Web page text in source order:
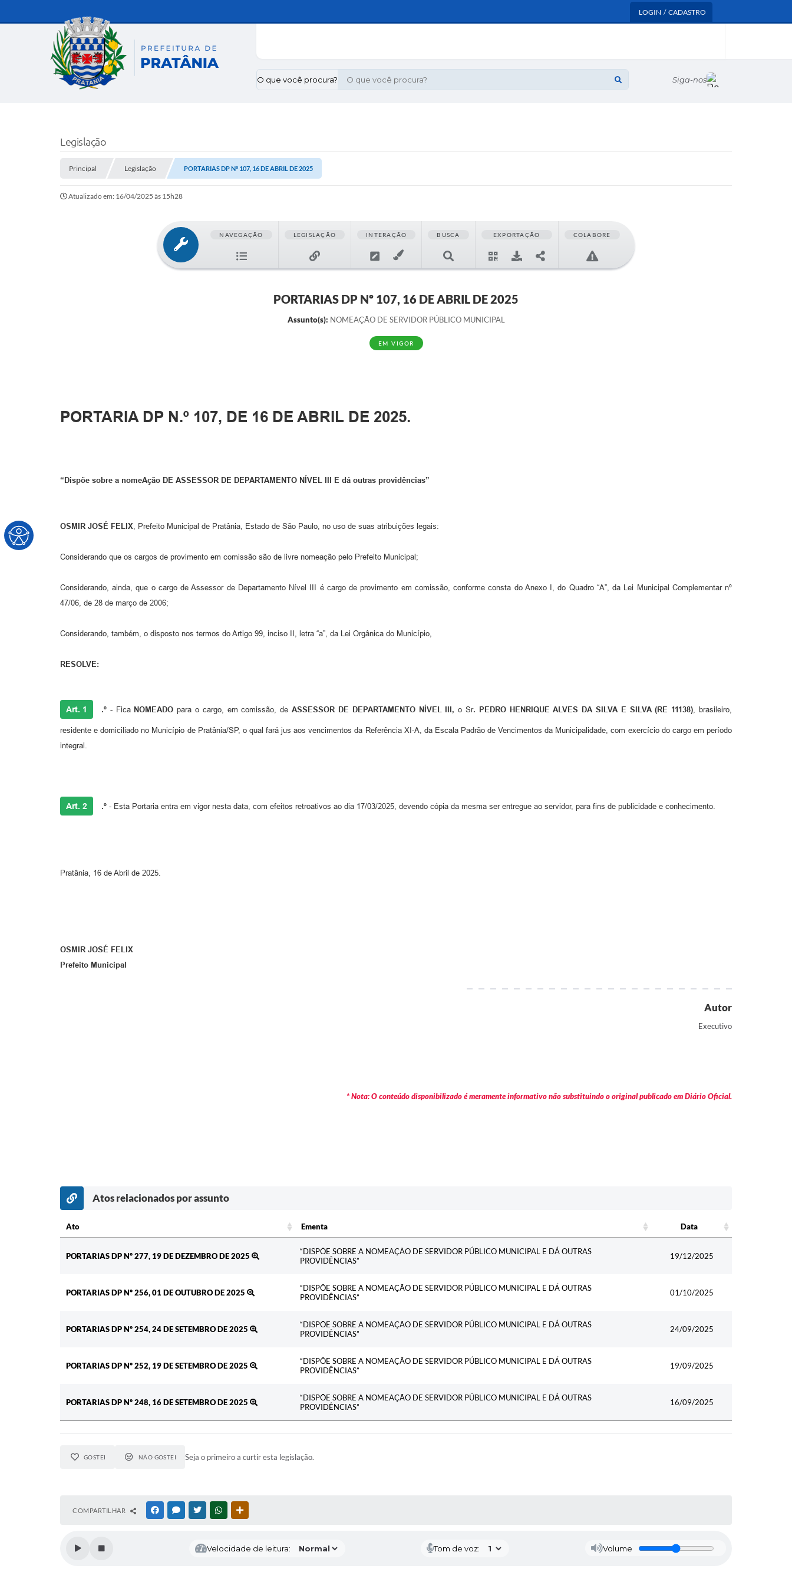
LOGIN / CADASTRO
O que você procura? Siga-nos
Legislação
Principal Legislação PORTARIAS DP Nº 107, 16 DE ABRIL DE 2025
Atualizado em: 16/04/2025 às 15h28
NAVEGAÇÃO LEGISLAÇÃO INTERAÇÃO BUSCA EXPORTAÇÃO COLABORE
PORTARIAS DP Nº 107, 16 DE ABRIL DE 2025
Assunto(s): NOMEAÇÃO DE SERVIDOR PÚBLICO MUNICIPAL
EM VIGOR
PORTARIA DP N.º 107, DE 16 DE ABRIL DE 2025.
“Dispõe sobre a nomeAção DE ASSESSOR DE DEPARTAMENTO NÍVEL III E dá outras providências”
OSMIR JOSÉ FELIX, Prefeito Municipal de Pratânia, Estado de São Paulo, no uso de suas atribuições legais:
Considerando que os cargos de provimento em comissão são de livre nomeação pelo Prefeito Municipal;
Considerando, ainda, que o cargo de Assessor de Departamento Nível III é cargo de provimento em comissão, conforme consta do Anexo I, do Quadro “A”, da Lei Municipal Complementar nº
47/06, de 28 de março de 2006;
Considerando, também, o disposto nos termos do Artigo 99, inciso II, letra “a”, da Lei Orgânica do Município,
RESOLVE:
Art. 1 .º - Fica NOMEADOpara o cargo, em comissão, de ASSESSOR DE DEPARTAMENTO NÍVEL III, o Sr. PEDRO HENRIQUE ALVES DA SILVA E SILVA (RE 11138), brasileiro,
residente e domiciliado no Município de Pratânia/SP, o qual fará jus aos vencimentos da Referência XI-A, da Escala Padrão de Vencimentos da Municipalidade, com exercício do cargo em período
integral.
Art. 2 .º - Esta Portaria entra em vigor nesta data, com efeitos retroativos ao dia 17/03/2025, devendo cópia da mesma ser entregue ao servidor, para fins de publicidade e conhecimento.
Pratânia, 16 de Abril de 2025.
OSMIR JOSÉ FELIX
Prefeito Municipal
Autor
Executivo
* Nota: O conteúdo disponibilizado é meramente informativo não substituindo o original publicado em Diário Oficial.
Atos relacionados por assunto
Ato Ementa
Data
PORTARIAS DP Nº 277, 19 DE DEZEMBRO DE 2025
“DISPÕE SOBRE A NOMEAÇÃO DE SERVIDOR PÚBLICO MUNICIPAL E DÁ OUTRAS
PROVIDÊNCIAS”
19/12/2025
PORTARIAS DP Nº 256, 01 DE OUTUBRO DE 2025
“DISPÕE SOBRE A NOMEAÇÃO DE SERVIDOR PÚBLICO MUNICIPAL E DÁ OUTRAS
PROVIDÊNCIAS”
01/10/2025
PORTARIAS DP Nº 254, 24 DE SETEMBRO DE 2025
“DISPÕE SOBRE A NOMEAÇÃO DE SERVIDOR PÚBLICO MUNICIPAL E DÁ OUTRAS
PROVIDÊNCIAS”
24/09/2025
PORTARIAS DP Nº 252, 19 DE SETEMBRO DE 2025
“DISPÕE SOBRE A NOMEAÇÃO DE SERVIDOR PÚBLICO MUNICIPAL E DÁ OUTRAS
PROVIDÊNCIAS”
19/09/2025
PORTARIAS DP Nº 248, 16 DE SETEMBRO DE 2025
“DISPÕE SOBRE A NOMEAÇÃO DE SERVIDOR PÚBLICO MUNICIPAL E DÁ OUTRAS
PROVIDÊNCIAS”
16/09/2025
GOSTEI NÃO GOSTEI Seja o primeiro a curtir esta legislação.
COMPARTILHAR FACEBOOKMESSENGER
TWITTERWHATSAPP
Velocidade de leitura: Tom de voz: Volume